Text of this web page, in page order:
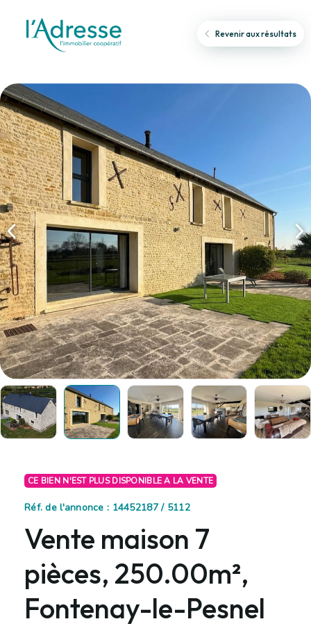
Revenir aux résultats
CE BIEN N'EST PLUS DISPONIBLE A LA VENTE
Réf. de l'annonce : 14452187 / 5112
Vente maison 7
pièces, 250.00m²,
Fontenay-le-Pesnel